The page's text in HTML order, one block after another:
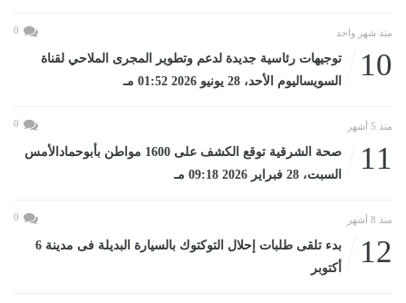
منذ شهر واحد 0
10
توجيهات رئاسية جديدة لدعم وتطوير المجرى الملاحي لقناة
السويساليوم الأحد، 28 يونيو 2026 01:52 مـ
منذ 5 أشهر 0
11
صحة الشرقية توقع الكشف على 1600 مواطن بأبوحمادالأمس
السبت، 28 فبراير 2026 09:18 مـ
منذ 8 أشهر 0
12
بدء تلقى طلبات إحلال التوكتوك بالسيارة البديلة فى مدينة 6
أكتوبر